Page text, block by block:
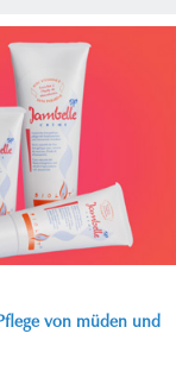
von müden und